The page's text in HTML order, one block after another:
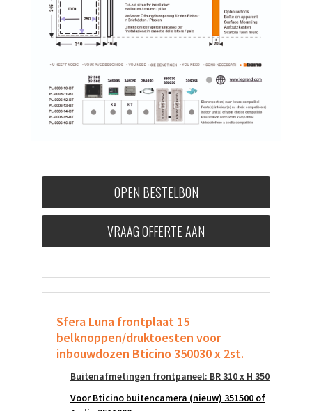
OPEN BESTELBON
VRAAG OFFERTE AAN
Sfera Luna frontplaat 15
belknoppen/druktoesten voor
inbouwdozen Bticino 350030 x 2st.
Buitenafmetingen frontpaneel: BR 310 x H 350
Voor Bticino buitencamera (nieuw) 351500 of